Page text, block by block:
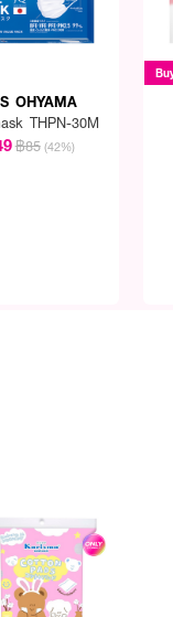
OHYAMA
Facemask THPN-30M
฿85 (42%)